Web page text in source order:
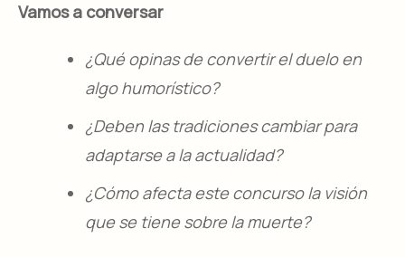
Vamos a conversar
¿Qué opinas de convertir el duelo en
algo humorístico?
¿Deben las tradiciones cambiar para
adaptarse a la actualidad?
¿Cómo afecta este concurso la visión
que se tiene sobre la muerte?